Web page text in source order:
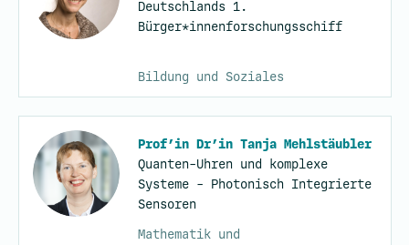
Deutschlands 1.
Bürger*innenforschungsschiff
Bildung und Soziales
Prof’in Dr’in Tanja Mehlstäubler
Quanten-Uhren und komplexe
Systeme - Photonisch Integrierte
Sensoren
Mathematik und